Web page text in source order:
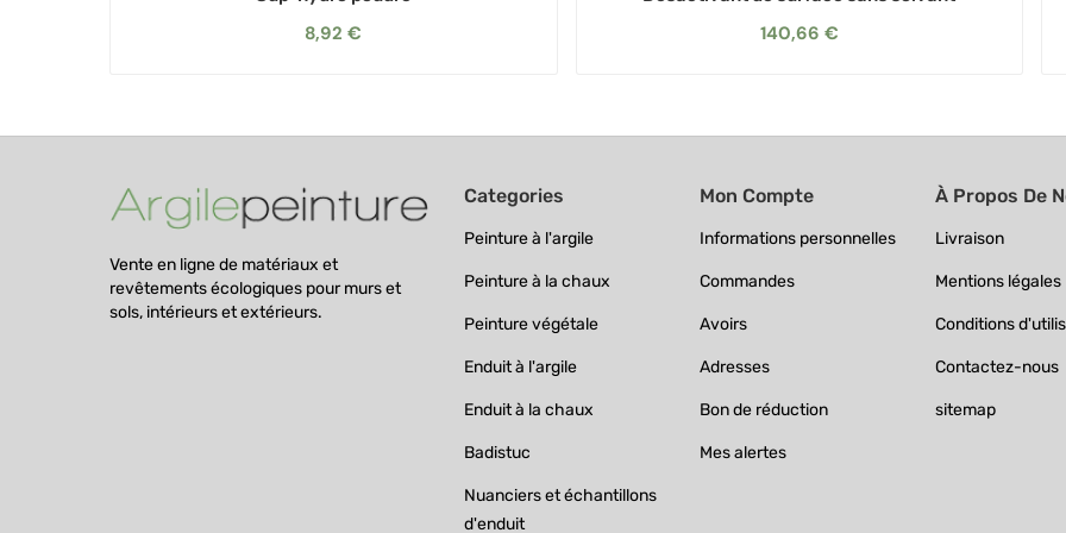
8,92 € 140,66 €
Vente en ligne de matériaux et
revêtements écologiques pour murs et
sols, intérieurs et extérieurs.
Categories
Peinture à l'argile
Peinture à la chaux
Peinture végétale
Enduit à l'argile
Enduit à la chaux
Badistuc
Nuanciers et échantillons
d'enduit
Mon Compte
Informations personnelles
Commandes
Avoirs
Adresses
Bon de réduction
Mes alertes
À Propos De
Livraison
Mentions légales
Conditions
Contactez-nous
sitemap